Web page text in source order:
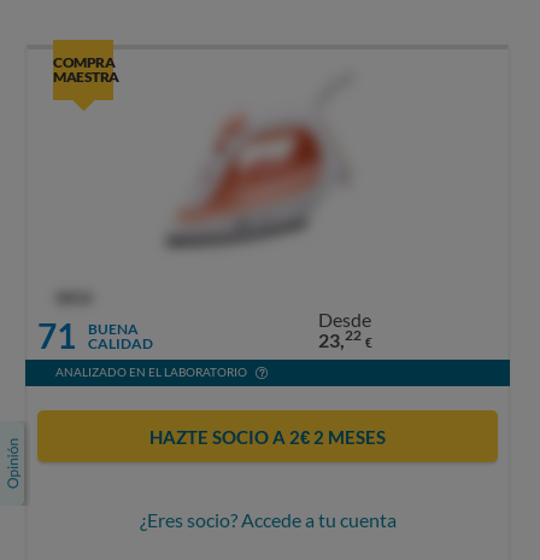
COMPRA
MAESTRA
71
BUENA
CALIDAD
Desde
23,22 €
ANALIZADO EN EL LABORATORIO
HAZTE SOCIO A 2€ 2 MESES
¿Eres socio? Accede a tu cuenta